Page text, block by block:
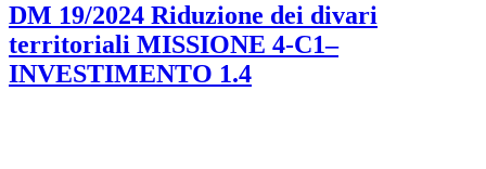
DM 19/2024 Riduzione dei divari
territoriali MISSIONE 4-C1–
INVESTIMENTO 1.4